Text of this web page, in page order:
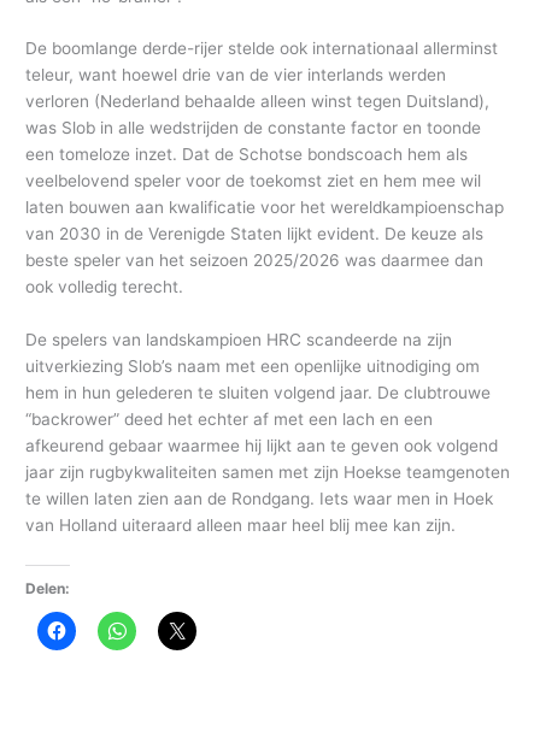
De boomlange derde-rijer stelde ook internationaal allerminst
teleur, want hoewel drie van de vier interlands werden
verloren (Nederland behaalde alleen winst tegen Duitsland),
was Slob in alle wedstrijden de constante factor en toonde
een tomeloze inzet. Dat de Schotse bondscoach hem als
veelbelovend speler voor de toekomst ziet en hem mee wil
laten bouwen aan kwalificatie voor het wereldkampioenschap
van 2030 in de Verenigde Staten lijkt evident. De keuze als
beste speler van het seizoen 2025/2026 was daarmee dan
ook volledig terecht.
De spelers van landskampioen HRC scandeerde na zijn
uitverkiezing Slob’s naam met een openlijke uitnodiging om
hem in hun gelederen te sluiten volgend jaar. De clubtrouwe
“backrower” deed het echter af met een lach en een
afkeurend gebaar waarmee hij lijkt aan te geven ook volgend
jaar zijn rugbykwaliteiten samen met zijn Hoekse teamgenoten
te willen laten zien aan de Rondgang. Iets waar men in Hoek
van Holland uiteraard alleen maar heel blij mee kan zijn.
Delen: